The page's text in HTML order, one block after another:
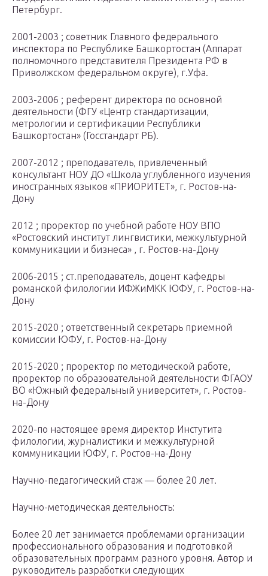
Петербург.
2001-2003 ; советник Главного федерального
инспектора по Республике Башкортостан (Аппарат
полномочного представителя Президента РФ в
Приволжском федеральном округе), г.Уфа.
2003-2006 ; референт директора по основной
деятельности (ФГУ «Центр стандартизации,
метрологии и сертификации Республики
Башкортостан» (Госстандарт РБ).
2007-2012 ; преподаватель, привлеченный
консультант НОУ ДО «Школа углубленного изучения
иностранных языков «ПРИОРИТЕТ», г. Ростов-на-
Дону
2012 ; проректор по учебной работе НОУ ВПО
«Ростовский институт лингвистики, межкультурной
коммуникации и бизнеса» , г. Ростов-на-Дону
2006-2015 ; ст.преподаватель, доцент кафедры
романской филологии ИФЖиМКК ЮФУ, г. Ростов-на-
Дону
2015-2020 ; ответственный секретарь приемной
комиссии ЮФУ, г. Ростов-на-Дону
2015-2020 ; проректор по методической работе,
проректор по образовательной деятельности ФГАОУ
ВО «Южный федеральный университет», г. Ростов-
на-Дону
2020-по настоящее время директор Инстутита
филологии, журналистики и межкультурной
коммуникации ЮФУ, г. Ростов-на-Дону
Научно-педагогический стаж — более 20 лет.
Научно-методическая деятельность:
Более 20 лет занимается проблемами организации
профессионального образования и подготовкой
образовательных программ разного уровня. Автор и
руководитель разработки следующих